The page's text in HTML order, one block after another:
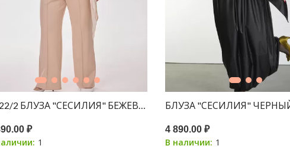
2 БЛУЗА "СЕСИЛИЯ" БЕЖЕВЫЙ С ШИММЕРОМ
₽
1
БЛУЗА "СЕСИЛИЯ"
4 890.00 ₽
В наличии: 1